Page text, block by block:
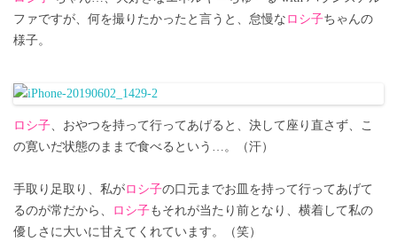
ファですが、何を撮りたかったと言うと、怠慢な ロシ子ちゃんの
様子。
ロシ子、おやつを持って行ってあげると、決して座り直さず、こ
の寛いだ状態のままで食べるという…。（汗）
手取り足取り、私がロシ子の口元までお皿を持って行ってあげて
るのが常だから、
ロシ子もそれが当たり前となり、横着して私の
優しさに大いに甘えてくれています。（笑）